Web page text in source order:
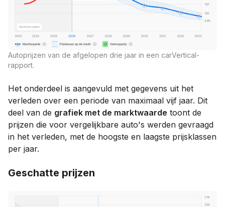
Autoprijzen van de afgelopen drie jaar in een carVertical-
rapport.
Het onderdeel is aangevuld met gegevens uit het
verleden over een periode van maximaal vijf jaar. Dit
deel van de grafiek met de marktwaarde toont de
prijzen die voor vergelijkbare auto's werden gevraagd
in het verleden, met de hoogste en laagste prijsklassen
per jaar.
Geschatte prijzen